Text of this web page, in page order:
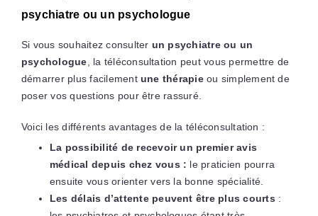
psychiatre ou un psychologue
Si vous souhaitez consulter un psychiatre ou un
psychologue , la téléconsultation peut vous permettre de
démarrer plus facilement une thérapieou simplement de
poser vos questions pour être rassuré.
Voici les différents avantages de la téléconsultation :
La possibilité de recevoir un premier avis
médical depuis chez vous : le praticien pourra
ensuite vous orienter vers la bonne spécialité.
Les délais d’attente peuvent être plus courts :